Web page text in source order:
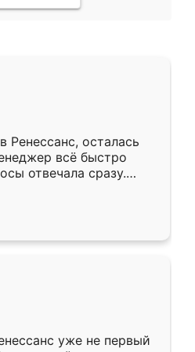
Ренессанс, осталась
всё быстро
отвечала сразу.
субботу, подошёл к
Собрали
аккуратно, даже
уже не первый